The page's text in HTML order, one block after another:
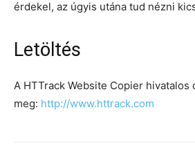
érdekel, az úgyis utána tud nézni
Letöltés
A HTTrack Website Copier hivatalos
meg: http://www.httrack.com